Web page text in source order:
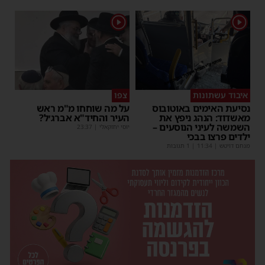
1
איבוד עשתונות
נסיעת האימים באוטובוס
מאשדוד: הנהג ניפץ את
השמשה לעיני הנוסעים –
ילדים פרצו בבכי
מנחם דויטש 11:34
1
צפו
על מה שוחחו מ"מ ראש
העיר והחיד"א אברג׳ל?
יוסי יחזקאלי 23:37